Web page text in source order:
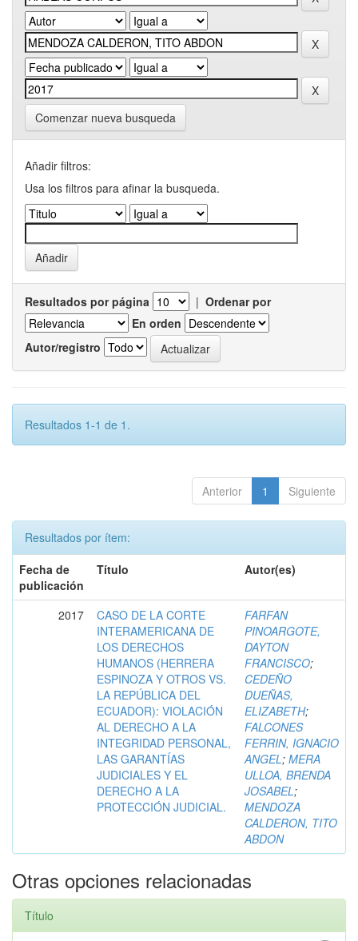
Comenzar nueva busqueda
Añadir filtros:
Usa los filtros para afinar la busqueda.
Resultados por página | Ordenar por
En orden
Autor/registro
Resultados 1-1 de 1.
Anterior 1 Siguiente
Resultados por ítem:
Fecha de
publicación
Título Autor(es)
2017
CASO DE LA CORTE
INTERAMERICANA DE
LOS DERECHOS
HUMANOS (HERRERA
ESPINOZA Y OTROS VS.
LA REPÚBLICA DEL
ECUADOR): VIOLACIÓN
AL DERECHO A LA
INTEGRIDAD PERSONAL,
LAS GARANTÍAS
JUDICIALES Y EL
DERECHO A LA
PROTECCIÓN JUDICIAL.
FARFAN
PINOARGOTE,
DAYTON
FRANCISCO;
CEDEÑO
DUEÑAS,
ELIZABETH;
FALCONES
FERRIN, IGNACIO
ANGEL; MERA
ULLOA, BRENDA
JOSABEL;
MENDOZA
CALDERON, TITO
ABDON
Otras opciones relacionadas
Título